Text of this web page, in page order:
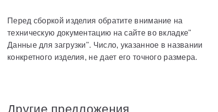
Перед сборкой изделия обратите внимание на
техническую документацию на сайте во вкладке"
Данные для загрузки". Число, указанное в названии
конкретного изделия, не дает его точного размера.
Другие предложения